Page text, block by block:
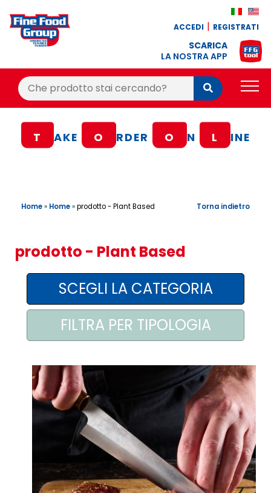
ACCEDI REGISTRATI
SCARICA
LA NOSTRA APP
Cerca:
Cerca
BLOG
CONTATTI
AREA AGENTI
T AKE O RDER O N L INE
Home» Home»prodotto - Plant Based Torna indietro
prodotto - Plant Based